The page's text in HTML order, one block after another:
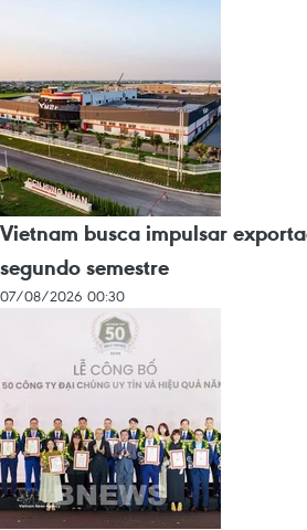
Vietnam busca impulsar
segundo semestre
07/08/2026 00:30